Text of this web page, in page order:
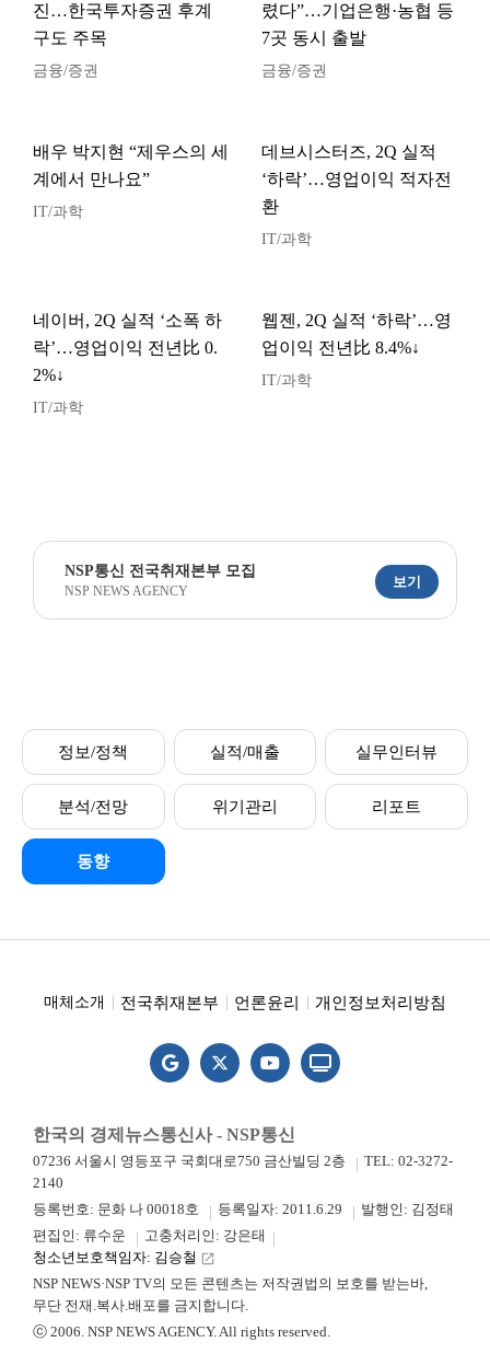
진…한국투자증권 후계
구도 주목
금융/증권
렸다”…기업은행·농협 등
7곳 동시 출발
금융/증권
배우 박지현 “제우스의 세
계에서 만나요”
IT/과학
데브시스터즈, 2Q 실적
‘하락’…영업이익 적자전
환
IT/과학
네이버, 2Q 실적 ‘소폭 하
락’…영업이익 전년比 0.
2%↓
IT/과학
웹젠, 2Q 실적 ‘하락’…영
업이익 전년比 8.4%↓
IT/과학
NSP통신 전국취재본부 모집
NSP NEWS AGENCY
보기
정보/정책 실적/매출 실무인터뷰
분석/전망 위기관리 리포트
동향
매체소개 전국취재본부 언론윤리 개인정보처리방침
한국의 경제뉴스통신사 - NSP통신
07236 서울시 영등포구 국회대로750 금산빌딩 2층
TEL: 02-3272-
2140
등록번호: 문화 나 00018호
등록일자: 2011.6.29
발행인: 김정태
편집인: 류수운
고충처리인: 강은태
청소년보호책임자: 김승철 launch
NSP NEWS·NSP TV의 모든 콘텐츠는 저작권법의 보호를 받는바,
무단 전재.복사.배포를 금지합니다.
ⓒ 2006. NSP NEWS AGENCY. All rights reserved.